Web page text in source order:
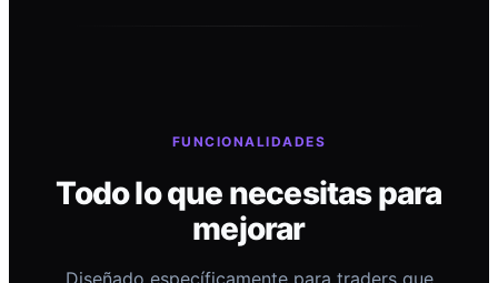
FUNCIONALIDADES
Todo lo que necesitas para
mejorar
Diseñado específicamente para traders que